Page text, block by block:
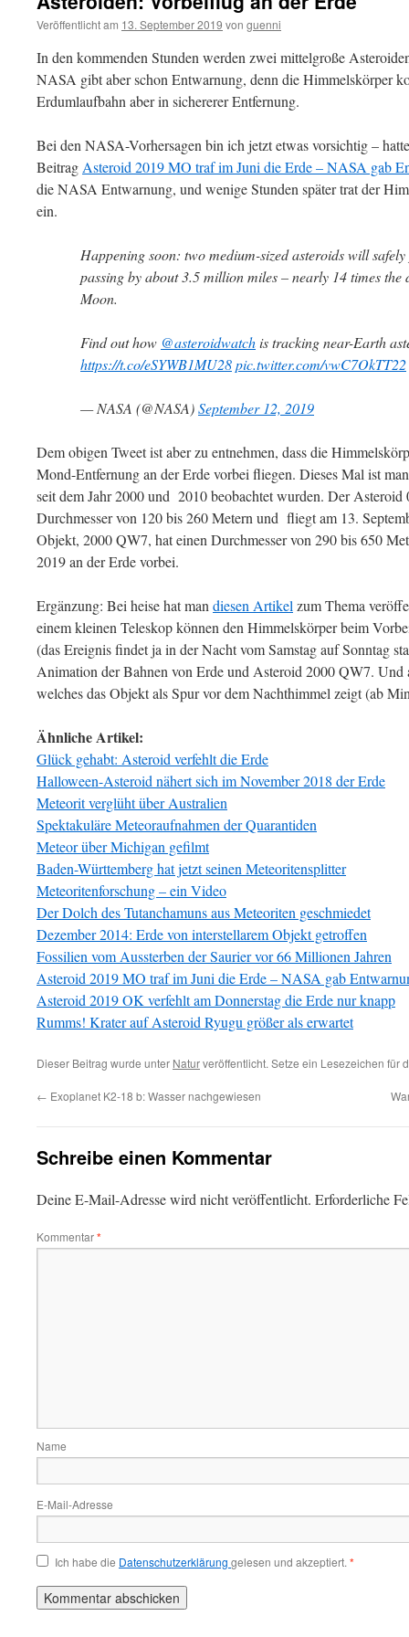
Veröffentlicht am 13. September 2019 von guenni
In den kommenden Stunden werden zwei mittelgroße
NASA gibt aber schon Entwarnung, denn die Himmelskörper
Erdumlaufbahn aber in sichererer Entfernung.
Bei den NASA-Vorhersagen bin ich jetzt etwas vorsichtig –
Beitrag Asteroid 2019 MO traf im Juni die Erde – NASA gab
die NASA Entwarnung, und wenige Stunden später trat der
ein.
Happening soon: two medium-sized asteroids will
passing by about 3.5 million miles – nearly 14 times the
Moon.
Find out how @asteroidwatchis tracking near-Earth
https://t.co/eSYWB1MU28pic.twitter.com/vwC7OkTT22
— NASA (@NASA)September 12, 2019
Dem obigen Tweet ist aber zu entnehmen, dass die
Mond-Entfernung an der Erde vorbei fliegen. Dieses Mal ist
seit dem Jahr 2000 und 2010 beobachtet wurden. Der Asteroid
Durchmesser von 120 bis 260 Metern und fliegt am 13.
Objekt, 2000 QW7, hat einen Durchmesser von 290 bis 650
2019 an der Erde vorbei.
Ergänzung: Bei heise hat man diesen Artikel zum Thema
einem kleinen Teleskop können den Himmelskörper beim
(das Ereignis findet ja in der Nacht vom Samstag auf Sonntag
Animation der Bahnen von Erde und Asteroid 2000 QW7.
welches das Objekt als Spur vor dem Nachthimmel zeigt (ab
Ähnliche Artikel:
Glück gehabt: Asteroid verfehlt die Erde
Halloween-Asteroid nähert sich im November 2018 der Erde
Meteorit verglüht über Australien
Spektakuläre Meteoraufnahmen der Quarantiden
Meteor über Michigan gefilmt
Baden-Württemberg hat jetzt seinen Meteoritensplitter
Meteoritenforschung – ein Video
Der Dolch des Tutanchamuns aus Meteoriten geschmiedet
Dezember 2014: Erde von interstellarem Objekt getroffen
Fossilien vom Aussterben der Saurier vor 66 Millionen Jahren
Asteroid 2019 MO traf im Juni die Erde – NASA gab
Asteroid 2019 OK verfehlt am Donnerstag die Erde nur knapp
Rumms! Krater auf Asteroid Ryugu größer als erwartet
Dieser Beitrag wurde unter Naturveröffentlicht. Setze ein Lesezeichen für
← Exoplanet K2-18 b: Wasser nachgewiesen
Schreibe einen Kommentar
Deine E-Mail-Adresse wird nicht veröffentlicht. Erforderliche
Kommentar*
Name
E-Mail-Adresse
Ich habe die Datenschutzerklärung gelesen und akzeptiert. *